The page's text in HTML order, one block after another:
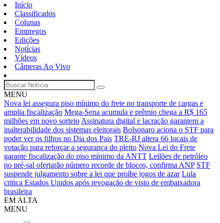
Início
Classificados
Colunas
Empregos
Edições
Notícias
Vídeos
Câmeras Ao Vivo
MENU
Nova lei assegura piso mínimo do frete no transporte de cargas e
amplia fiscalização Mega-Sena acumula e prêmio chega a R$ 165
milhões em novo sorteio Assinatura digital e lacração garantem a
inalterabilidade dos sistemas eleitorais Bolsonaro aciona o STF para
poder ver os filhos no Dia dos Pais TRE-RJ altera 66 locais de
votação para reforçar a segurança do pleito Nova Lei do Frete
garante fiscalização do piso mínimo da ANTT Leilões de petróleo
no pré-sal ofertarão número recorde de blocos, confirma ANP STF
suspende julgamento sobre a lei que proíbe jogos de azar Lula
critica Estados Unidos após revogação de visto de embaixadora
brasileira
EM ALTA
MENU